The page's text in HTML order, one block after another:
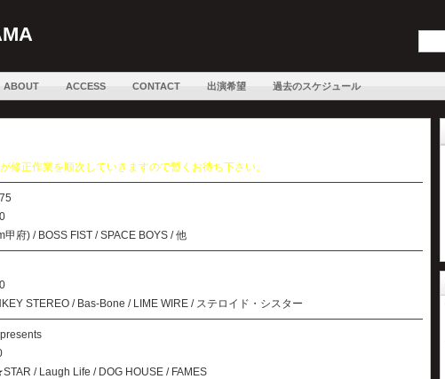
ABOUT ACCESS CONTACT 出演希望 過去のスケジュール
修正作業を順次していきますので暫くお待ち下さい。
府) / BOSS FIST / SPACE BOYS / 他
STEREO / Bas-Bone / LIME WIRE / ステロイド・シスター
/ Laugh Life / DOG HOUSE / FAMES